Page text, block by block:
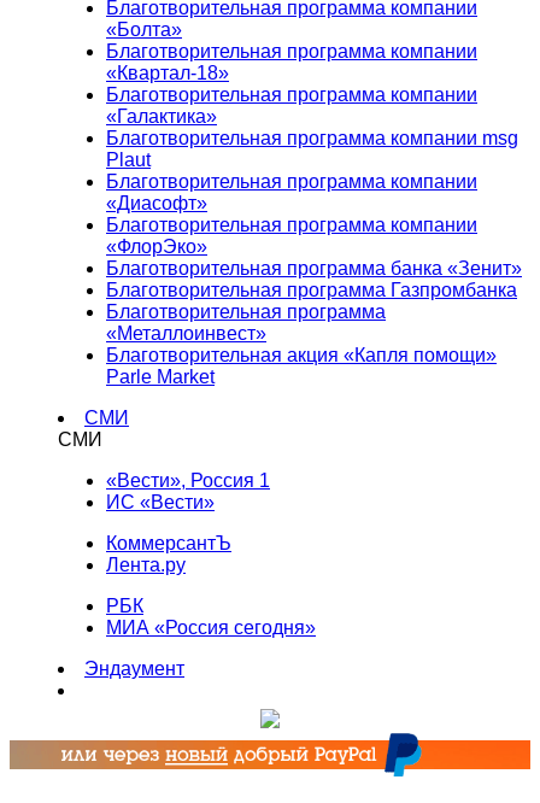
Благотворительная программа компании
«Болта»
Благотворительная программа компании
«Квартал-18»
Благотворительная программа компании
«Галактика»
Благотворительная программа компании msg
Plaut
Благотворительная программа компании
«Диасофт»
Благотворительная программа компании
«ФлорЭко»
Благотворительная программа банка «Зенит»
Благотворительная программа Газпромбанка
Благотворительная программа
«Металлоинвест»
Благотворительная акция «Капля помощи»
Parle Market
СМИ
СМИ
«Вести», Россия 1
ИС «Вести»
КоммерсантЪ
Лента.ру
РБК
МИА «Россия сегодня»
Эндаумент